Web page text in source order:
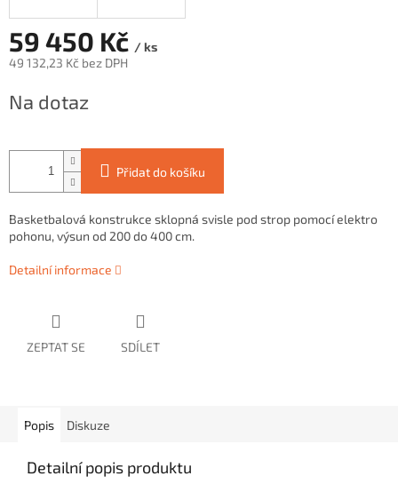
59 450 Kč / ks
49 132,23 Kč bez DPH
cena:
Na dotaz
Přidat do košíku
Basketbalová konstrukce sklopná svisle pod strop pomocí elektro
pohonu, výsun od 200 do 400 cm.
Detailní informace
ZEPTAT SE SDÍLET
Popis Diskuze
Detailní popis produktu